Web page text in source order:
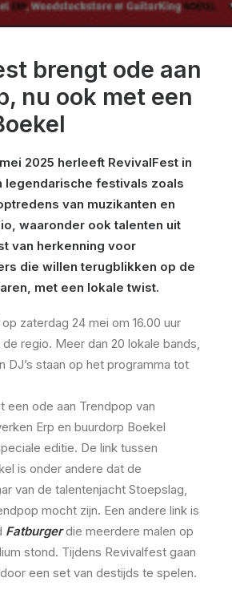
brengt ode aan
nu ook met een
2025 herleeft RevivalFest in
legendarische festivals zoals
van muzikanten en
waaronder ook talenten uit
van herkenning voor
die willen terugblikken op de
met een lokale twist.
zaterdag 24 mei om 16.00 uur
regio. Meer dan 20 lokale bands,
DJ’s staan op het programma tot
een ode aan Trendpop van
Erp en buurdorp Boekel
editie. De link tussen
is onder andere dat de
van de talentenjacht Stoepslag,
mocht zijn. Een andere link is
Fatburgerdie meerdere malen op
stond. Tijdens Revivalfest gaan
een set van destijds te spelen.